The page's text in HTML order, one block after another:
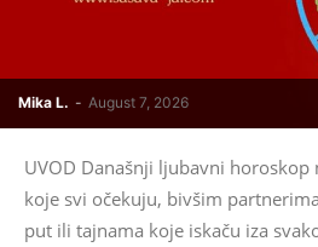
Mika L. - August 7, 2026
UVOD Današnji ljubavni
koje svi očekuju, bivšim
put ili tajnama koje iskaču iza